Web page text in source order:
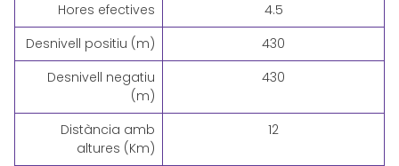
Hores efectives
4.5
Desnivell positiu (m)
430
Desnivell negatiu
(m)
430
Distància amb
altures (Km)
12